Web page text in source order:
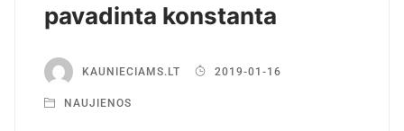
pavadinta konstanta
KAUNIECIAMS.LT 2019-01-16
NAUJIENOS